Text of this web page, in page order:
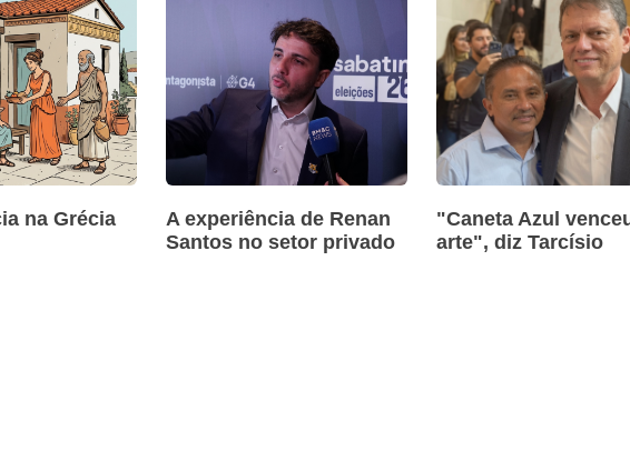
na Grécia
A experiência de Renan
Santos no setor privado
"Caneta Azul
arte", diz Tarcísio